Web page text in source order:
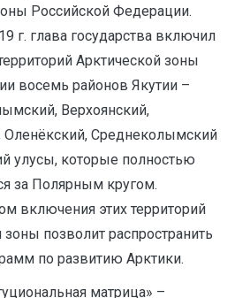
Российской Федерации.
г. глава государства включил
Арктической зоны
восемь районов Якутии –
Верхоянский,
Среднеколымский
улусы, которые полностью
за Полярным кругом.
включения этих территорий
зоны позволит распространить
по развитию Арктики.
матрица» –